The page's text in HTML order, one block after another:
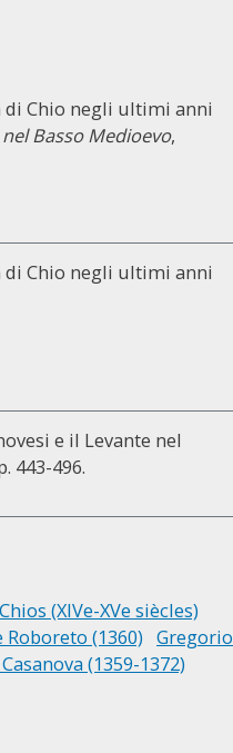
di Chio negli ultimi anni
Basso Medioevo,
di Chio negli ultimi anni
e il Levante nel
443-496.
(XIVe-XVe siècles)
Roboreto (1360) Gregorio
(1359-1372)